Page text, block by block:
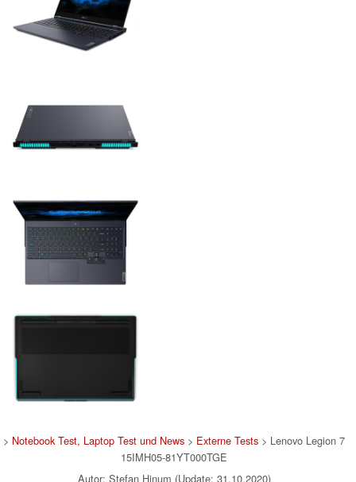
> Notebook Test, Laptop Test und News > Externe Tests > Lenovo Legion 7
15IMH05-81YT000TGE
Autor: Stefan Hinum (Update: 31.10.2020)